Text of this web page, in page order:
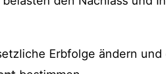
Erbfolge ändern und